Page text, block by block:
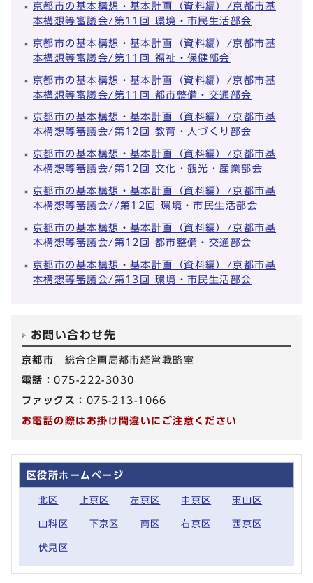
京都市の基本構想・基本計画（資料編）/京都市基
本構想等審議会/第11回 環境・市民生活部会
京都市の基本構想・基本計画（資料編）/京都市基
本構想等審議会/第11回 福祉・保健部会
京都市の基本構想・基本計画（資料編）/京都市基
本構想等審議会/第11回 都市整備・交通部会
京都市の基本構想・基本計画（資料編）/京都市基
本構想等審議会/第12回 教育・人づくり部会
京都市の基本構想・基本計画（資料編）/京都市基
本構想等審議会/第12回 文化・観光・産業部会
京都市の基本構想・基本計画（資料編）/京都市基
本構想等審議会//第12回 環境・市民生活部会
京都市の基本構想・基本計画（資料編）/京都市基
本構想等審議会/第12回 都市整備・交通部会
京都市の基本構想・基本計画（資料編）/京都市基
本構想等審議会/第13回 環境・市民生活部会
お問い合わせ先
京都市 総合企画局都市経営戦略室
電話：075-222-3030
ファックス： 075-213-1066
お電話の際はお掛け間違いにご注意ください
区役所ホームページ
北区 上京区 左京区 中京区 東山区
山科区 下京区 南区 右京区 西京区
伏見区